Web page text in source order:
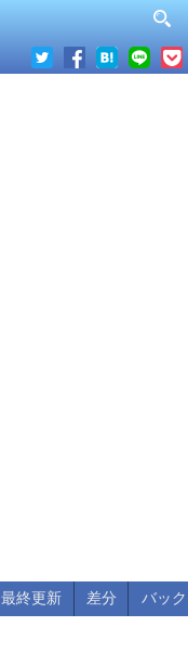
最終更新 差分 バッ